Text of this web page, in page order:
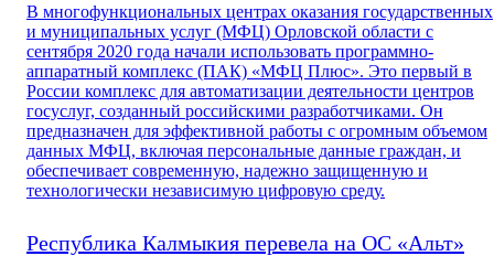
В многофункциональных центрах оказания государственных
и муниципальных услуг (МФЦ) Орловской области с
сентября 2020 года начали использовать программно-
аппаратный комплекс (ПАК) «МФЦ Плюс». Это первый в
России комплекс для автоматизации деятельности центров
госуслуг, созданный российскими разработчиками. Он
предназначен для эффективной работы с огромным объемом
данных МФЦ, включая персональные данные граждан, и
обеспечивает современную, надежно защищенную и
технологически независимую цифровую среду.
Республика Калмыкия перевела на ОС «Альт»